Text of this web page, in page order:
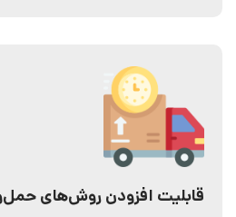
قابلیت افزودن روش‌های